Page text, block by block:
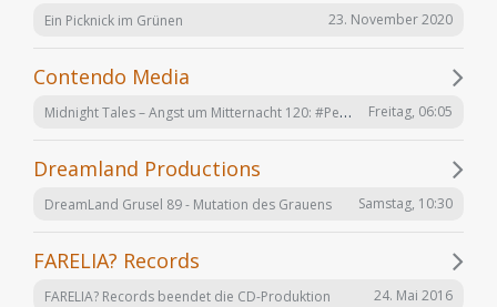
Ein Picknick im Grünen 23. November 2020
Contendo Media
Midnight Tales – Angst um Mitternacht 120: #Penizitas ist real! (VÖ 7. August 2026) Freitag, 06:05
Dreamland Productions
DreamLand Grusel 89 - Mutation des Grauens Samstag, 10:30
FARELIA? Records
FARELIA? Records beendet die CD-Produktion 24. Mai 2016